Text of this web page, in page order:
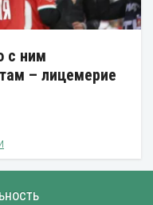
с ним
– лицемерие